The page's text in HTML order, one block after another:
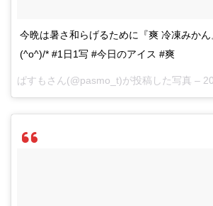
今晩は暑さ和らげるために『爽 冷凍みか
(^o^)/* #1日1写 #今日のアイス #爽
ぱすもさん(@pasmo_t)が投稿した写真 –